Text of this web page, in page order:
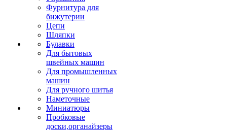
Фурнитура для
бижутерии
Цепи
Шляпки
Булавки
Для бытовых
швейных машин
Для промышленных
машин
Для ручного шитья
Наметочные
Миниатюры
Пробковые
доски,органайзеры